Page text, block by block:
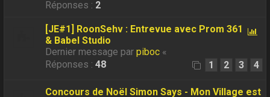
Réponses : 2
[JE#1] RoonSehv : Entrevue avec Prom 361
& Babel Studio
Dernier message parpiboc «
Réponses :48 1 2 3 4
Concours de Noël Simon Says - Mon Village est